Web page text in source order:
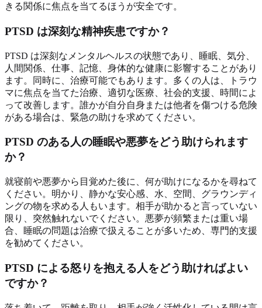
きる関係に焦点を当てるほうが安全です。
PTSD は深刻な精神疾患ですか？
PTSD は深刻なメンタルヘルスの状態であり、睡眠、気分、
人間関係、仕事、記憶、身体的な健康に影響することがあり
ます。同時に、治療可能でもあります。多くの人は、トラウ
マに焦点を当てた治療、適切な医療、社会的支援、時間によ
って改善します。誰かが自分自身または他者を傷つける危険
がある場合は、緊急の助けを求めてください。
PTSD のある人の睡眠や悪夢をどう助けられます
か？
就寝前や悪夢から目覚めた後に、何が助けになるかを尋ねて
ください。明かり、静かな安心感、水、空間、グラウンディ
ングの物を求める人もいます。相手が助かると言っていない
限り、突然触れないでください。悪夢が頻繁または重い場
合、睡眠の問題は治療で扱えることが多いため、専門的支援
を勧めてください。
PTSD による怒りを抱える人をどう助ければよい
ですか？